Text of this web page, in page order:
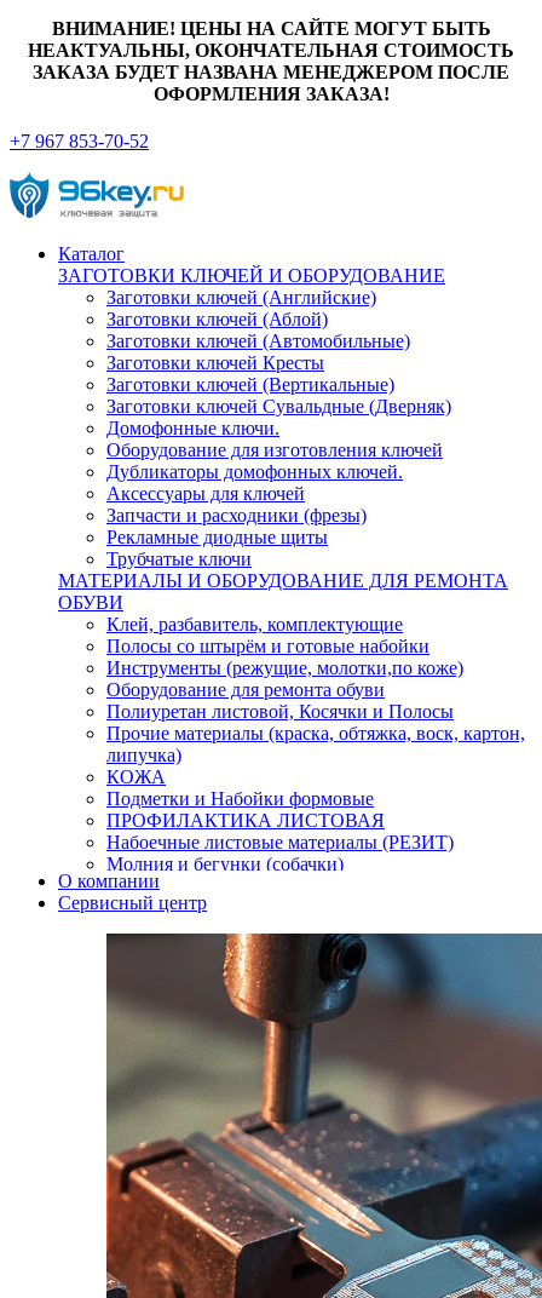
ВНИМАНИЕ! ЦЕНЫ НА САЙТЕ МОГУТ БЫТЬ
НЕАКТУАЛЬНЫ, ОКОНЧАТЕЛЬНАЯ СТОИМОСТЬ
ЗАКАЗА БУДЕТ НАЗВАНА МЕНЕДЖЕРОМ ПОСЛЕ
ОФОРМЛЕНИЯ ЗАКАЗА!
+7 967 853-70-52
Каталог
ЗАГОТОВКИ КЛЮЧЕЙ И ОБОРУДОВАНИЕ
Заготовки ключей (Английские)
Заготовки ключей (Аблой)
Заготовки ключей (Автомобильные)
Заготовки ключей Кресты
Заготовки ключей (Вертикальные)
Заготовки ключей Сувальдные (Дверняк)
Домофонные ключи.
Оборудование для изготовления ключей
Дубликаторы домофонных ключей.
Аксессуары для ключей
Запчасти и расходники (фрезы)
Рекламные диодные щиты
Трубчатые ключи
МАТЕРИАЛЫ И ОБОРУДОВАНИЕ ДЛЯ РЕМОНТА
ОБУВИ
Клей, разбавитель, комплектующие
Полосы со штырём и готовые набойки
Инструменты (режущие, молотки,по коже)
Оборудование для ремонта обуви
Полиуретан листовой, Косячки и Полосы
Прочие материалы (краска, обтяжка, воск, картон,
липучка)
КОЖА
Подметки и Набойки формовые
ПРОФИЛАКТИКА ЛИСТОВАЯ
Набоечные листовые материалы (РЕЗИТ)
Молния и бегунки (собачки)
Нитки,иглы-шило,крючки.
Уход и косметика для обуви
Кнопки (магнитые,кобурные)
Пряжки для ремня
О компании
Сервисный центр